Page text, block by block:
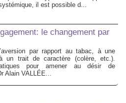
il est possible d...
le changement par
par rapport au tabac, à une
un trait de caractère (colère, etc.).
pour amener au désir de
Alain VALLÉE...